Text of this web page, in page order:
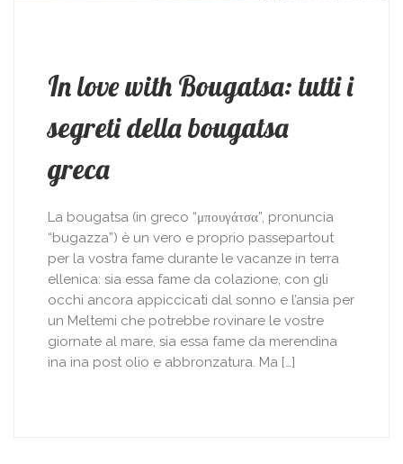
In love with Bougatsa: tutti i
segreti della bougatsa
greca
La bougatsa (in greco “μπουγάτσα”, pronuncia
“bugazza”) è un vero e proprio passepartout
per la vostra fame durante le vacanze in terra
ellenica: sia essa fame da colazione, con gli
occhi ancora appiccicati dal sonno e l’ansia per
un Meltemi che potrebbe rovinare le vostre
giornate al mare, sia essa fame da merendina
ina ina post olio e abbronzatura. Ma […]